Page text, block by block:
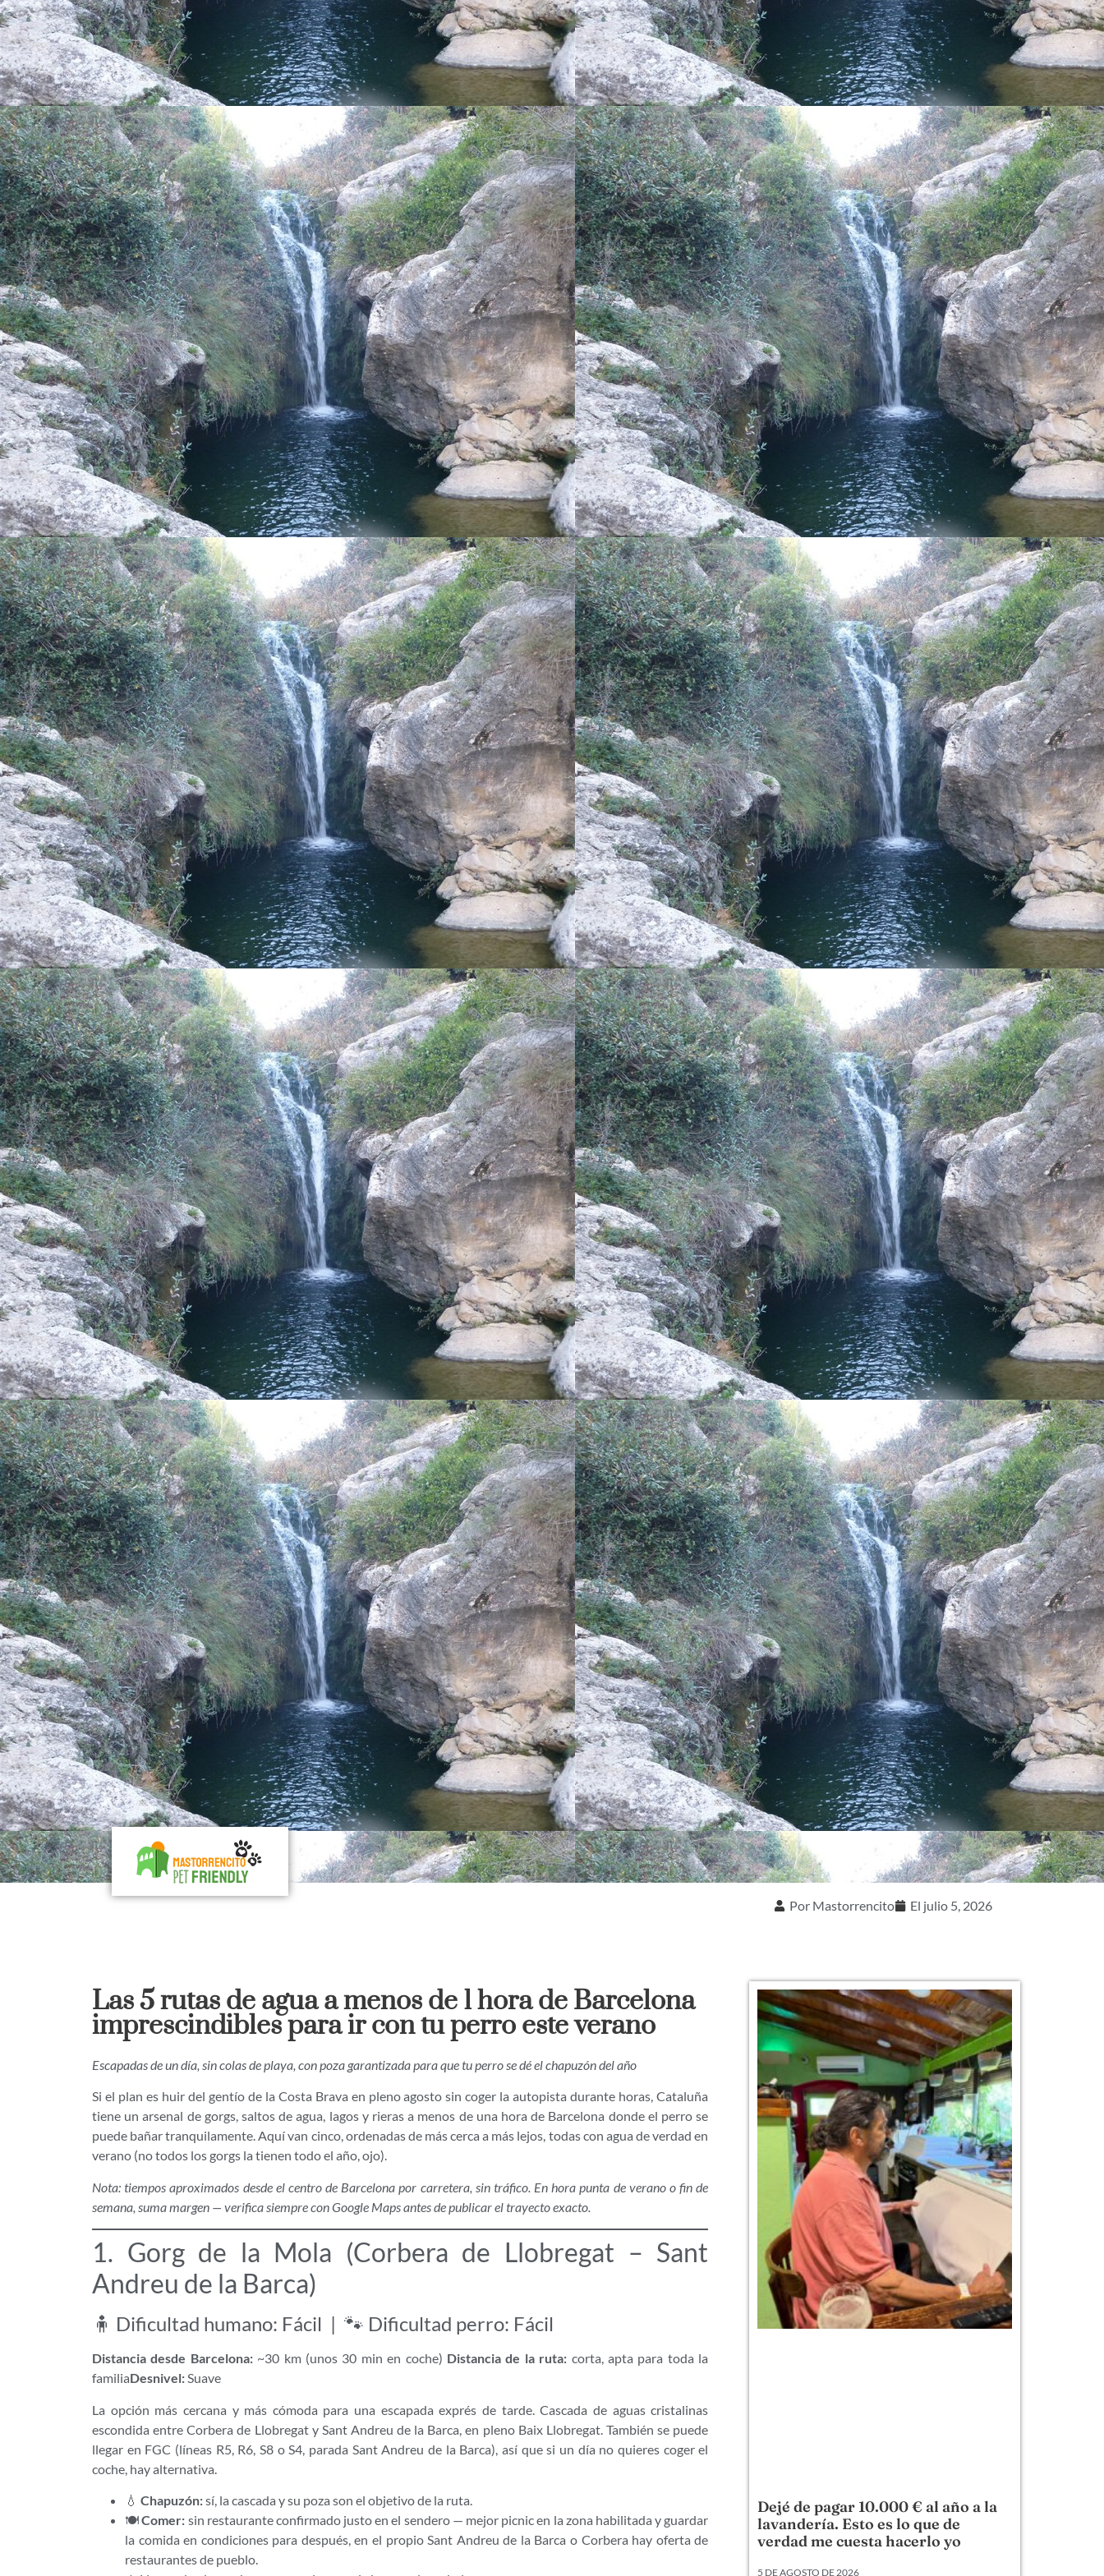
Por Mastorrencito El julio 5, 2026
Las 5 rutas de agua a menos de 1 hora de Barcelona
imprescindibles para ir con tu perro este verano
Escapadas de un día, sin colas de playa, con poza garantizada para que tu perro se dé el chapuzón del año
Si el plan es huir del gentío de la Costa Brava en pleno agosto sin coger la autopista durante horas, Cataluña
tiene un arsenal de gorgs, saltos de agua, lagos y rieras a menos de una hora de Barcelona donde el perro se
puede bañar tranquilamente. Aquí van cinco, ordenadas de más cerca a más lejos, todas con agua de verdad en
verano (no todos los gorgs la tienen todo el año, ojo).
Nota: tiempos aproximados desde el centro de Barcelona por carretera, sin tráfico. En hora punta de verano o fin de
semana, suma margen — verifica siempre con Google Maps antes de publicar el trayecto exacto.
1. Gorg de la Mola (Corbera de Llobregat – Sant
Andreu de la Barca)
🧍 Dificultad humano: Fácil | 🐾 Dificultad perro: Fácil
Distancia desde Barcelona:~30 km (unos 30 min en coche) Distancia de la ruta: corta, apta para toda la
familiaDesnivel:Suave
La opción más cercana y más cómoda para una escapada exprés de tarde. Cascada de aguas cristalinas
escondida entre Corbera de Llobregat y Sant Andreu de la Barca, en pleno Baix Llobregat. También se puede
llegar en FGC (líneas R5, R6, S8 o S4, parada Sant Andreu de la Barca), así que si un día no quieres coger el
coche, hay alternativa.
💧 Chapuzón:sí, la cascada y su poza son el objetivo de la ruta.
🍽️Comer: sin restaurante confirmado justo en el sendero — mejor picnic en la zona habilitada y guardar
la comida en condiciones para después, en el propio Sant Andreu de la Barca o Corbera hay oferta de
restaurantes de pueblo.
Dejé de pagar 10.000 € al año a la
lavandería. Esto es lo que de
verdad me cuesta hacerlo yo
5 DE AGOSTO DE 2026